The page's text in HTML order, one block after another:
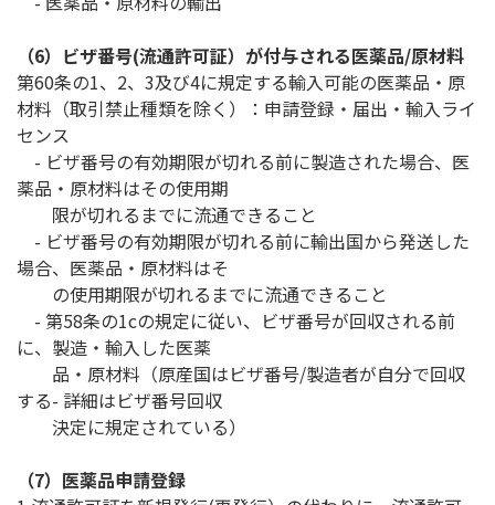
（6）ビザ番号(流通許可証）が付与される医薬品/原材料
第60条の1、2、3及び4に規定する輸入可能の医薬品・原
材料（取引禁止種類を除く）：申請登録・届出・輸入ライ
センス
- ビザ番号の有効期限が切れる前に製造された場合、医
薬品・原材料はその使用期
限が切れるまでに流通できること
- ビザ番号の有効期限が切れる前に輸出国から発送した
場合、医薬品・原材料はそ
の使用期限が切れるまでに流通できること
- 第58条の1cの規定に従い、ビザ番号が回収される前
に、製造・輸入した医薬
品・原材料（原産国はビザ番号/製造者が自分で回収
する- 詳細はビザ番号回収
決定に規定されている）
（7）医薬品申請登録